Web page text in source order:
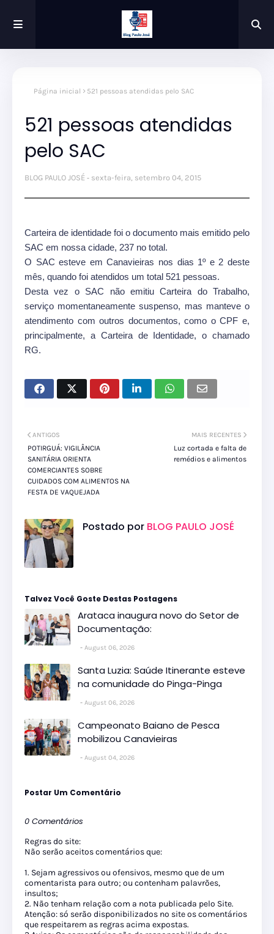
Página inicial 521 pessoas atendidas pelo SAC
521 pessoas atendidas
pelo SAC
BLOG PAULO JOSÉ sexta-feira, setembro 04, 2015
Carteira de identidade foi o documento mais emitido pelo
SAC em nossa cidade, 237 no total.
O SAC esteve em Canavieiras nos dias 1º e 2 deste
mês, quando foi atendidos um total 521 pessoas.
Desta vez o SAC não emitiu Carteira do Trabalho,
serviço momentaneamente suspenso, mas manteve o
atendimento com outros documentos, como o CPF e,
principalmente, a Carteira de Identidade, o chamado
RG.
MAIS RECENTES
Luz cortada e falta de
remédios e alimentos
ANTIGOS
POTIRGUÁ: VIGILÂNCIA
SANITÁRIA ORIENTA
COMERCIANTES SOBRE
CUIDADOS COM ALIMENTOS NA
FESTA DE VAQUEJADA
Postado por BLOG PAULO JOSÉ
Talvez Você Goste Destas Postagens
Arataca inaugura novo do Setor de
Documentação:
August 06, 2026
Santa Luzia: Saúde Itinerante esteve
na comunidade do Pinga-Pinga
August 06, 2026
Campeonato Baiano de Pesca
mobilizou Canavieiras
August 04, 2026
Postar Um Comentário
0 Comentários
Regras do site:
Não serão aceitos comentários que:
1. Sejam agressivos ou ofensivos, mesmo que de um
comentarista para outro; ou contenham palavrões,
insultos;
2. Não tenham relação com a nota publicada pelo Site.
Atenção: só serão disponibilizados no site os comentários
que respeitarem as regras acima expostas.